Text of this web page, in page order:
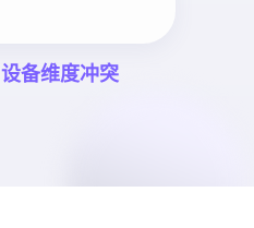
设备维度冲突